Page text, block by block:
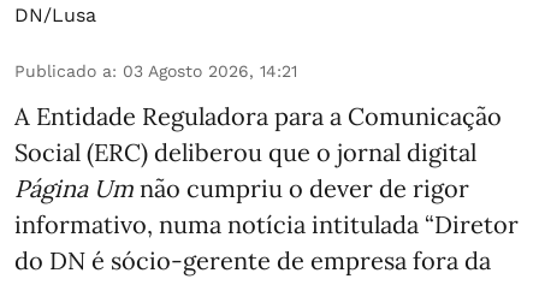
DN/Lusa
Publicado a: 03 Agosto 2026, 14:21
A Entidade Reguladora para a Comunicação
Social (ERC) deliberou que o jornal digital
Página Um não cumpriu o dever de rigor
informativo, numa notícia intitulada “Diretor
do DN é sócio‑gerente de empresa fora da